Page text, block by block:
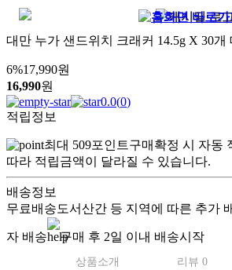
대만 누가 샌드위치 크래커 14.5g X 30개
6%17,990원
16,990원
0.0(0)
적립정보
최대 509포인트구매확정 시 자동
따라 적립금액이 달라질 수 있습니다.
배송정보
무료배송도서산간 등 지역에 따른 추가
자 배송 구매 후 2일 이내 배송시작
상품소개 리뷰 0